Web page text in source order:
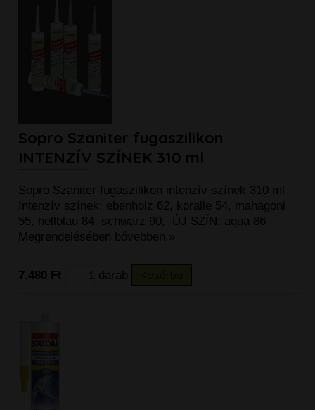
Sopro Szaniter fugaszilikon
INTENZÍV SZÍNEK 310 ml
Sopro Szaniter fugaszilikon intenzív színek 310 ml
Intenzív színek: ebenholz 62, koralle 54, mahagoni
55, hellblau 84, schwarz 90, ÚJ SZÍN: aqua 86
Megrendelésében bővebben »
7.480 Ft darab